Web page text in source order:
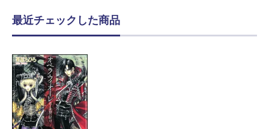
最近チェックした商品